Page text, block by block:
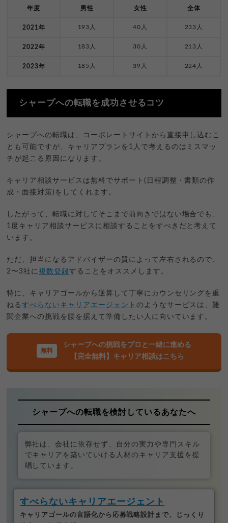
年度 男性 女性 全体
2021年 193人 40人 233人
2022年 183人 30人 213人
2023年 185人 39人 224人
シャープへの転職を成功させるコツ
シャープへの転職は、コーポレートサイトから直接申し込むこ
とも可能ですが、キャリアプランを1人で考えるのはミスマッ
チが起こる原因になります。
キャリア相談サービスは無料でサポート(日程調整・書類の作
成・面接対策)をしてくれます。
したがって、転職に対してそこまで前向きではない場合でも、
1度キャリア相談サービスに相談することをすべきだと考えて
います。
ただ、担当になるアドバイザーの質によって左右されるので、
2〜3社に複数登録することをオススメします。
特に、キャリアゴールから逆算して丁寧にカウンセリングを重
ねるすべらないキャリアエージェント のようなサービスは、難
関企業への挑戦を腰を据えて準備したい人に向いています。
シャープへの挑戦をプロと一緒に進める
【完全無料】キャリア相談はこちら
シャープへの転職を検討しているあなたへ
弊社は、会社に依存せず、自分の実力や専門スキル
でキャリアを築いていける人材のキャリア支援を提
唱しています。
すべらないキャリアエージェント
キャリアゴールの言語化から応募戦略設計まで、じっくり